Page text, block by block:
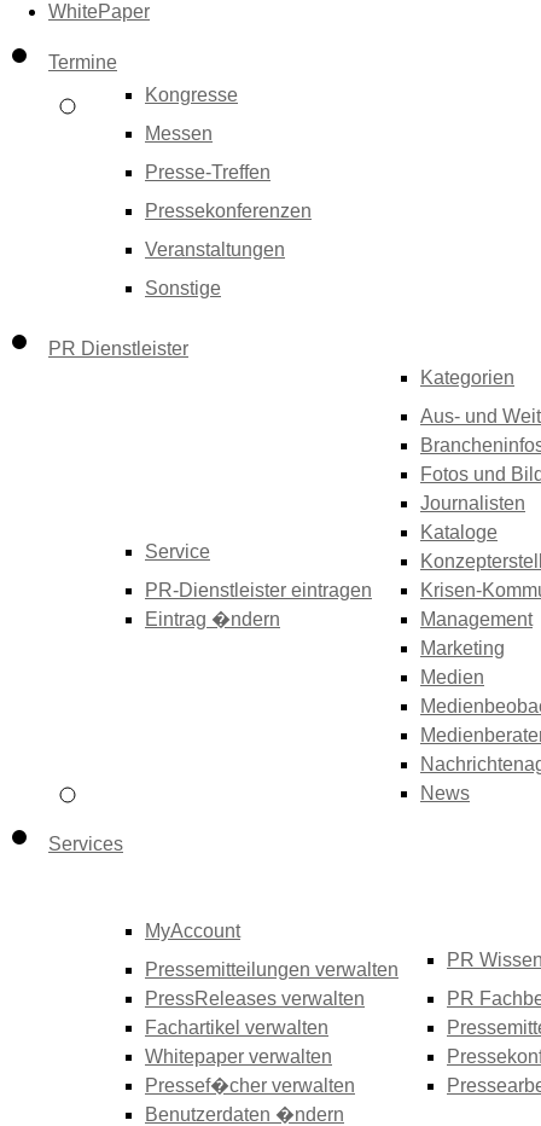
WhitePaper
Termine
Kongresse
Messen
Presse-Treffen
Pressekonferenzen
Veranstaltungen
Sonstige
PR Dienstleister
Service
PR-Dienstleister eintragen
Eintrag �ndern
Kategorien
Aus- und
Fotos und
Journalisten
Kataloge
Krisen-
Management
Marketing
Medien
News
Services
MyAccount
Pressemitteilungen verwalten
PressReleases verwalten
Fachartikel verwalten
Whitepaper verwalten
Pressef�cher verwalten
Benutzerdaten �ndern
PR
PR